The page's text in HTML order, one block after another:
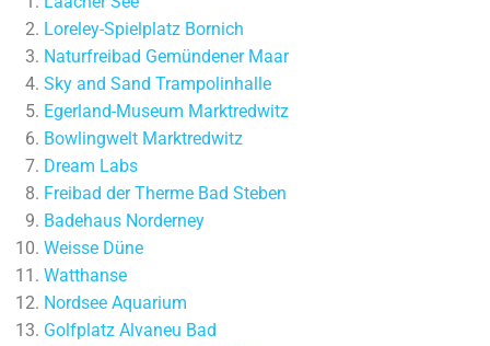
Loreley-Spielplatz Bornich
Naturfreibad Gemündener Maar
Sky and Sand Trampolinhalle
Egerland-Museum Marktredwitz
Bowlingwelt Marktredwitz
Dream Labs
Freibad der Therme Bad Steben
Badehaus Norderney
Weisse Düne
Watthanse
Nordsee Aquarium
Golfplatz Alvaneu Bad